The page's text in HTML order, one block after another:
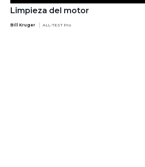
Limpieza del motor
Bill Kruger ALL-TEST Pro